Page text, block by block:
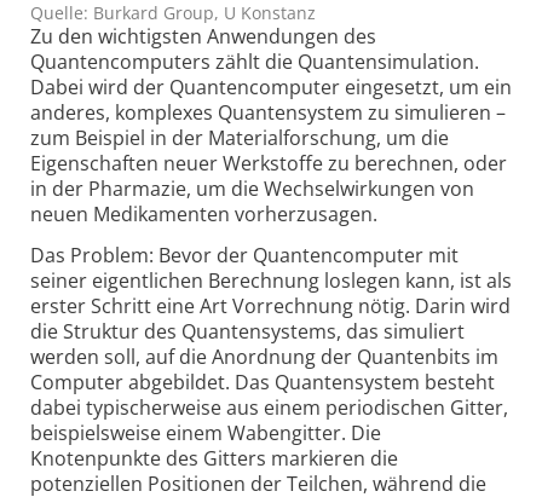
Quelle: Burkard Group, U Konstanz
Zu den wichtigsten Anwendungen des
Quantencomputers zählt die Quantensimulation.
Dabei wird der Quantencomputer eingesetzt, um ein
anderes, komplexes Quantensystem zu simulieren –
zum Beispiel in der Materialforschung, um die
Eigenschaften neuer Werkstoffe zu berechnen, oder
in der Pharmazie, um die Wechselwirkungen von
neuen Medikamenten vorherzusagen.
Das Problem: Bevor der Quantencomputer mit
seiner eigentlichen Berechnung loslegen kann, ist als
erster Schritt eine Art Vorrechnung nötig. Darin wird
die Struktur des Quantensystems, das simuliert
werden soll, auf die Anordnung der Quantenbits im
Computer abgebildet. Das Quantensystem besteht
dabei typischerweise aus einem periodischen Gitter,
beispielsweise einem Wabengitter. Die
Knotenpunkte des Gitters markieren die
potenziellen Positionen der Teilchen, während die